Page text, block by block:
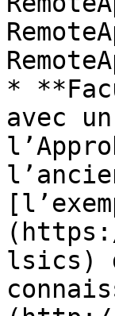
*
avec
lsics)